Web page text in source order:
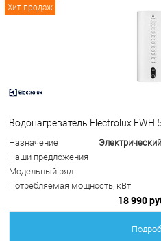
Хит продаж
Водонагреватель Electrolux EWH
Назначение
Наши предложения
Модельный ряд
Потребляемая мощность, кВт
18 990